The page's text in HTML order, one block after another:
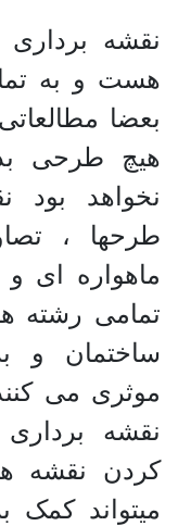
نقشه
هست و به
بعضا
هیچ طرحی
نخواهد بود
طرحها ،
ماهواره ای و
تمامی رشته
ساختمان و
موثری می
نقشه
کردن نقشه
میتواند کمک